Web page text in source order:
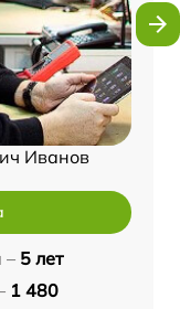
Иванов
– 5 лет
1 480